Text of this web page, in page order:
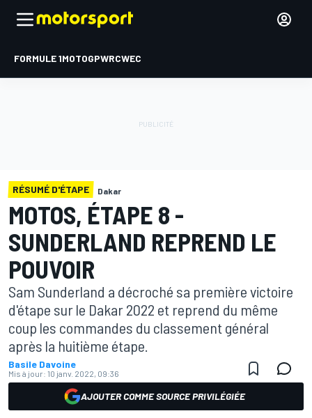
FORMULE 1MOTOGPWRCWEC
RÉSUMÉ D'ÉTAPE Dakar
MOTOS, ÉTAPE 8 -
SUNDERLAND REPREND LE
POUVOIR
Sam Sunderland a décroché sa première victoire
d'étape sur le Dakar 2022 et reprend du même
coup les commandes du classement général
après la huitième étape.
Basile Davoine
Mis à jour: 10 janv. 2022, 09:36
AJOUTER COMME SOURCE PRIVILÉGIÉE